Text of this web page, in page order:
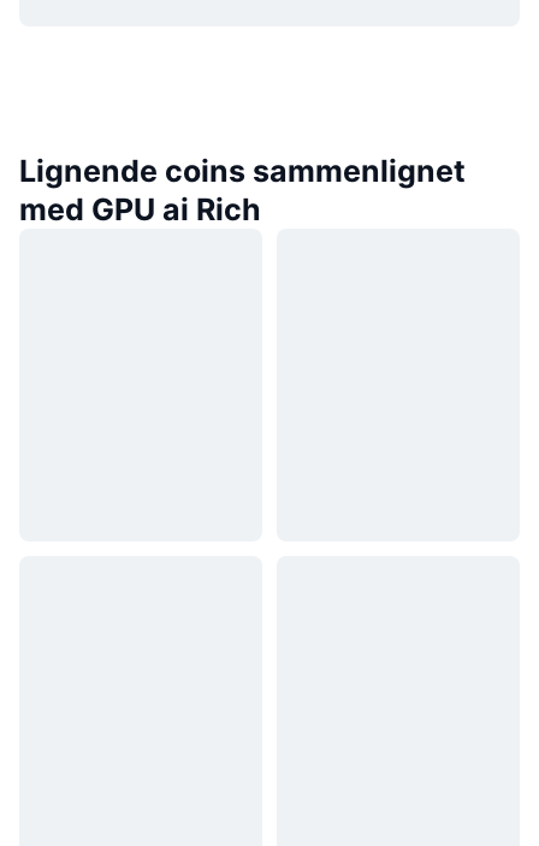
Lignende coins sammenlignet
med GPU ai Rich